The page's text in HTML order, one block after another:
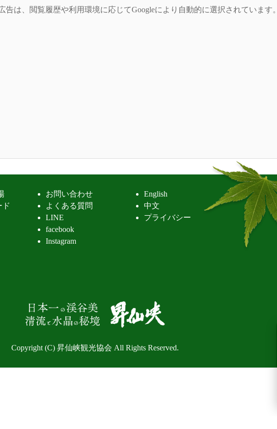
は、閲覧履歴や利用環境に応じてGoogleにより自動的に選択されています。
ド
お問い合わせ
よくある質問
LINE
facebook
Instagram
English
中文
プライバシー
Copyright (C) 昇仙峡観光協会 All Rights Reserved.